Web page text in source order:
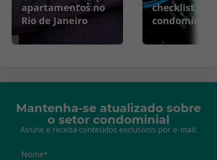
apartamentos no
Rio de Janeiro
checklist
condomínios
Mantenha-se atualizado sobre
o setor condominial
Assine e receba conteúdos exclusivos por e-mail:
Nome*